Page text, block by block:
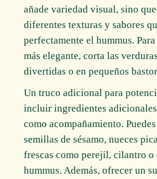
añade variedad visual, sino
diferentes texturas y sabores
perfectamente el hummus.
más elegante, corta las
divertidas o en pequeños
Un truco adicional para
incluir ingredientes
como acompañamiento.
semillas de sésamo, nueces
frescas como perejil, cilantro o
hummus. Además, ofrecer un